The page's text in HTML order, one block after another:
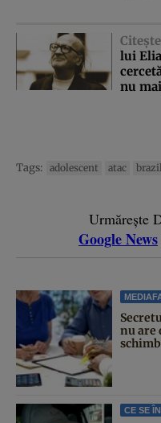
lui
nu
Tags: adolescent atac
Urmărește
Google News
nu are
CE SE